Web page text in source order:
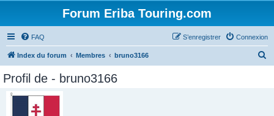
Forum Eriba Touring.com
FAQ Connexion
S’enregistrer
Index du forum Membres bruno3166
Profil de - bruno3166